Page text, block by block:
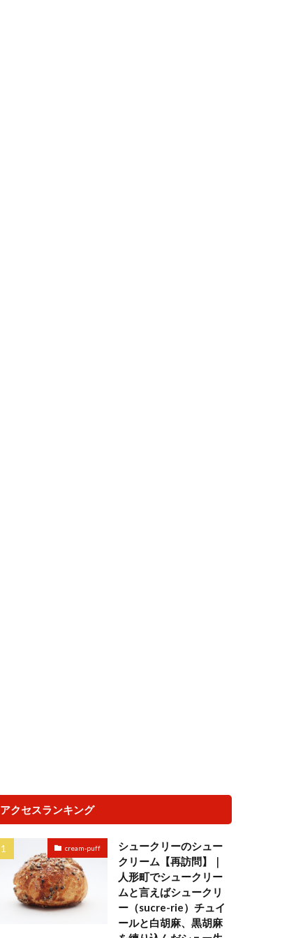
アクセスランキング
cream-puff
シュークリーのシュー
クリーム【再訪問】｜
人形町でシュークリー
ムと言えばシュークリ
ー（sucre-rie）チュイ
ールと白胡麻、黒胡麻